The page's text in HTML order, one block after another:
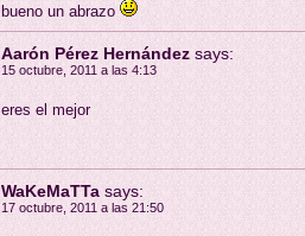
bueno un abrazo
Aarón Pérez Hernández says:
15 octubre, 2011 a las 4:13
eres el mejor
WaKeMaTTa says:
17 octubre, 2011 a las 21:50